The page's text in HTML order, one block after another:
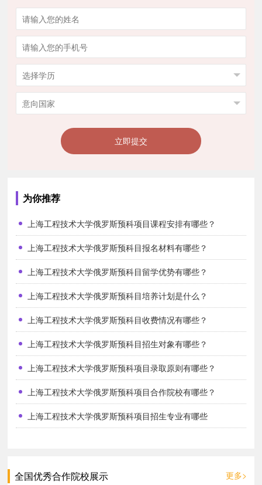
立即提交
为你推荐
上海工程技术大学俄罗斯预科项目课程安排有哪些？
上海工程技术大学俄罗斯预科目报名材料有哪些？
上海工程技术大学俄罗斯预科目留学优势有哪些？
上海工程技术大学俄罗斯预科目培养计划是什么？
上海工程技术大学俄罗斯预科目收费情况有哪些？
上海工程技术大学俄罗斯预科目招生对象有哪些？
上海工程技术大学俄罗斯预科项目录取原则有哪些？
上海工程技术大学俄罗斯预科项目合作院校有哪些？
上海工程技术大学俄罗斯预科项目招生专业有哪些
全国优秀合作院校展示 更多>